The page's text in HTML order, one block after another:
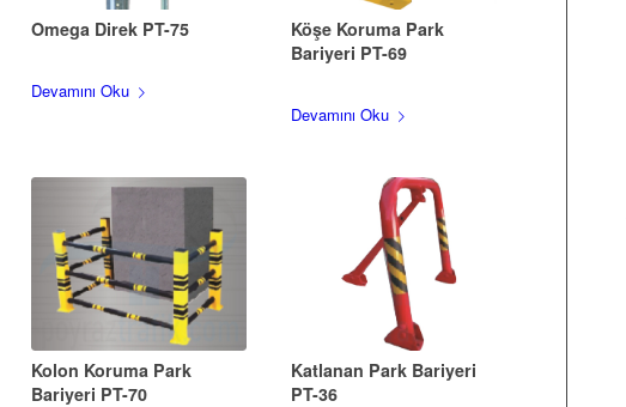
Omega Direk PT-75
Devamını Oku
Köşe Koruma Park
Bariyeri PT-69
Devamını Oku
Kolon Koruma Park
Bariyeri PT-70
Katlanan Park Bariyeri
PT-36